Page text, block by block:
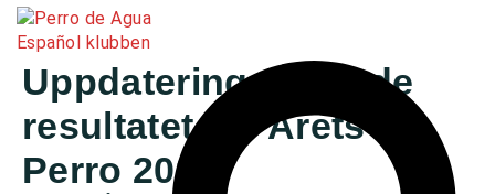
Uppdatering gällande
resultatet av ’Årets
Perro 2024’